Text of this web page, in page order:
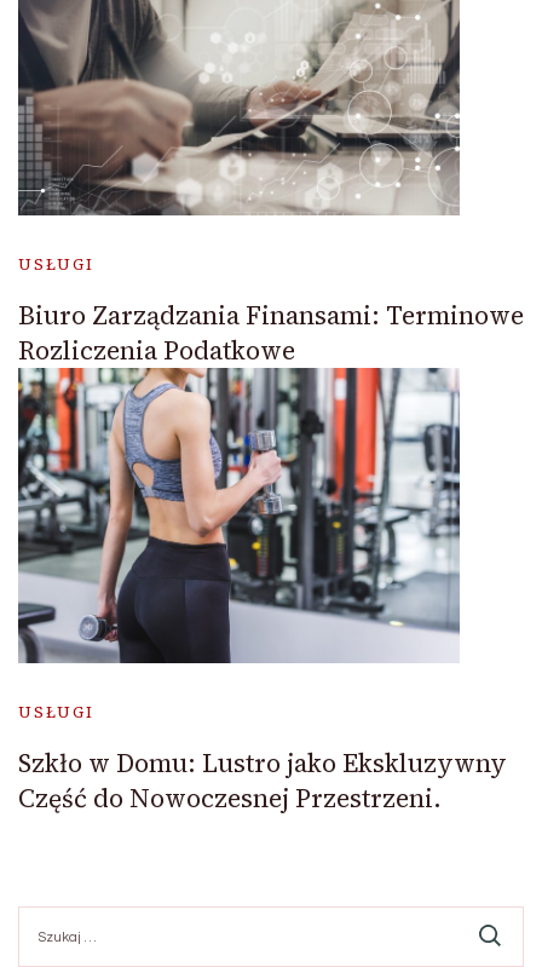
USŁUGI
Biuro Zarządzania Finansami: Terminowe
Rozliczenia Podatkowe
USŁUGI
Szkło w Domu: Lustro jako Ekskluzywny
Część do Nowoczesnej Przestrzeni.